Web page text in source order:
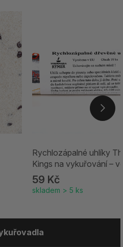
Rychlozápalné uhlíky
Kings na vykuřování –
59 Kč
skladem > 5 ks